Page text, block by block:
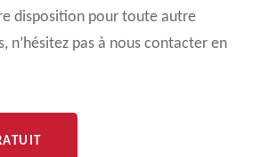
disposition pour toute autre
n’hésitez pas à nous contacter en